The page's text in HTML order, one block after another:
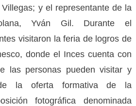
y el representante de la
Yván Gil. Durante el
visitaron la feria de logros de
donde el Inces cuenta con
las personas pueden visitar y
la oferta formativa de la
fotográfica denominada